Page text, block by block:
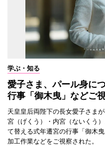
学ぶ・知る
愛子さま、パール身に
行事「御木曳」などご
天皇皇后両陛下の長女愛子さま
宮（げくう）・内宮（ないくう
て替える式年遷宮の行事「御木
加工作業などをご視察された。